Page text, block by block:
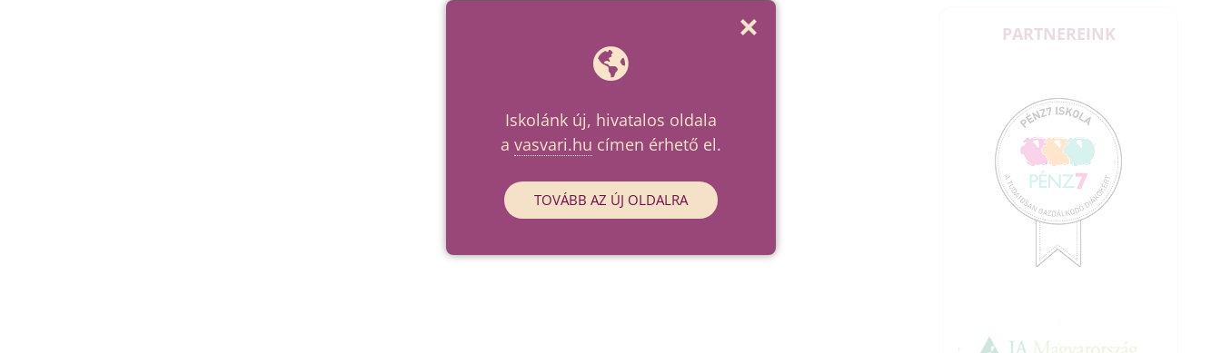
PARTNEREINK
Iskolánk új, hivatalos oldala
a vasvari.hu címen érhető el.
TOVÁBB AZ ÚJ OLDALRA